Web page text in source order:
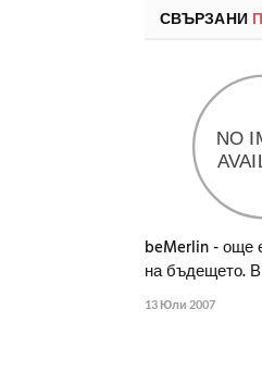
СВЪРЗАНИ
beMerlin - още
на бъдещето.
13 Юли 2007